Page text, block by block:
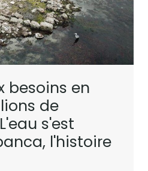
besoins en
de
s'est
l'histoire